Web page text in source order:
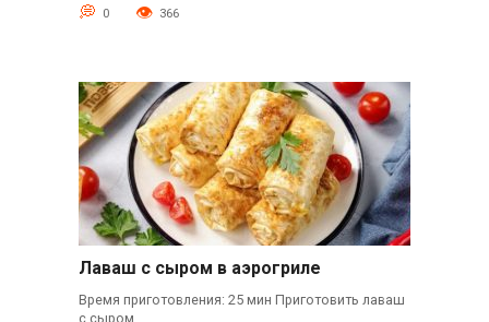
0 366
Лаваш с сыром в аэрогриле
Время приготовления: 25 мин Приготовить лаваш
с сыром